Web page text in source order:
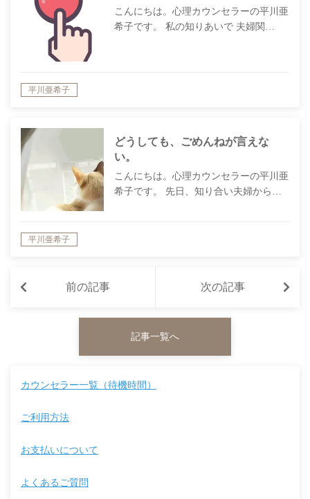
こんにちは。心理カウンセラーの平川亜
希子です。 私の知りあいで 夫婦関…
平川亜希子
どうしても、ごめんねが言えな
い。
こんにちは。心理カウンセラーの平川亜
希子です。 先日、知り合い夫婦から…
平川亜希子
前の記事 次の記事
記事一覧へ
カウンセラー一覧（待機時間）
ご利用方法
お支払いについて
よくあるご質問